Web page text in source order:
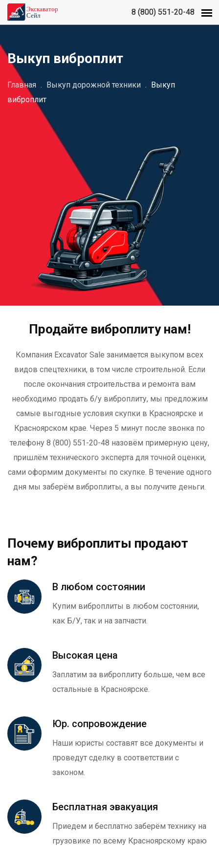
8 (800) 551-20-48
8 (800) 551-20-48
Выкуп виброплит
Главная . Выкуп дорожной техники . Выкуп
виброплит
Продайте виброплиту нам!
Компания Excavator Sale занимается выкупом всех
видов спецтехники, в том числе строительной. Если
после окончания строительства и ремонта вам
необходимо продать б/у виброплиту, мы предложим
самые выгодные условия скупки в Красноярске и
Красноярском крае. Через 5 минут после звонка по
телефону 8 (800) 551-20-48 назовём примерную цену,
пришлём технического эксперта для точной оценки,
сами оформим документы по скупке. В течение одного
дня мы заберём виброплиты, а вы получите деньги.
Почему виброплиты продают
нам?
В любом состоянии
Купим виброплиты в любом состоянии,
как Б/У, так и на запчасти.
Высокая цена
Заплатим за виброплиту больше, чем все
остальные в Красноярске.
Юр. сопровождение
Наши юристы составят все документы и
проведут сделку в соответствии с
законом.
Бесплатная эвакуация
Приедем и бесплатно заберём технику на
грузовике по всему Красноярскому краю